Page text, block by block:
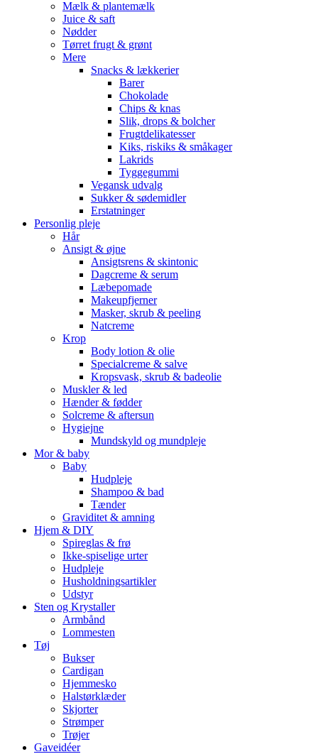
Mælk & plantemælk
Juice & saft
Nødder
Tørret frugt & grønt
Mere
Snacks & lækkerier
Barer
Chokolade
Chips & knas
Slik, drops & bolcher
Frugtdelikatesser
Kiks, riskiks & småkager
Lakrids
Tyggegummi
Vegansk udvalg
Sukker & sødemidler
Erstatninger
Personlig pleje
Hår
Ansigt & øjne
Ansigtsrens & skintonic
Dagcreme & serum
Læbepomade
Makeupfjerner
Masker, skrub & peeling
Natcreme
Krop
Body lotion & olie
Specialcreme & salve
Kropsvask, skrub & badeolie
Muskler & led
Hænder & fødder
Solcreme & aftersun
Hygiejne
Mundskyld og mundpleje
Mor & baby
Baby
Hudpleje
Shampoo & bad
Tænder
Graviditet & amning
Hjem & DIY
Spireglas & frø
Ikke-spiselige urter
Hudpleje
Husholdningsartikler
Udstyr
Sten og Krystaller
Armbånd
Lommesten
Tøj
Bukser
Cardigan
Hjemmesko
Halstørklæder
Skjorter
Strømper
Trøjer
Gaveidéer